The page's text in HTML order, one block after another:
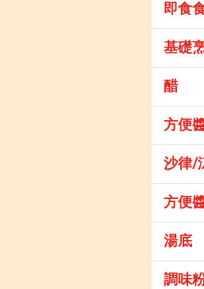
即食
基礎
醋
方便
沙律/
方便
湯底
調味